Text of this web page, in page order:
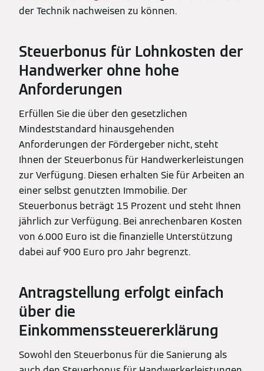
der Technik nachweisen zu können.
Steuerbonus für Lohnkosten der
Handwerker ohne hohe
Anforderungen
Erfüllen Sie die über den gesetzlichen
Mindeststandard hinausgehenden
Anforderungen der Fördergeber nicht, steht
Ihnen der Steuerbonus für Handwerkerleistungen
zur Verfügung. Diesen erhalten Sie für Arbeiten an
einer selbst genutzten Immobilie. Der
Steuerbonus beträgt 15 Prozent und steht Ihnen
jährlich zur Verfügung. Bei anrechenbaren Kosten
von 6.000 Euro ist die finanzielle Unterstützung
dabei auf 900 Euro pro Jahr begrenzt.
Antragstellung erfolgt einfach
über die
Einkommenssteuererklärung
Sowohl den Steuerbonus für die Sanierung als